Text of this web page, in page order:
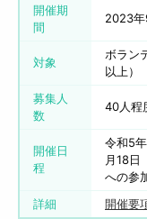
開催期
間
2023
対象
ボラン
以上）
募集人
数
40人程
開催日
程
令和5
月18日
への参
詳細
開催要